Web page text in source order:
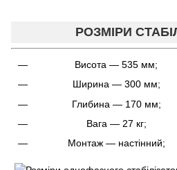
РОЗМІРИ
Висота — 535 мм;
Ширина — 300 мм;
Глибина — 170 мм;
Вага — 27 кг;
Монтаж — настінний;